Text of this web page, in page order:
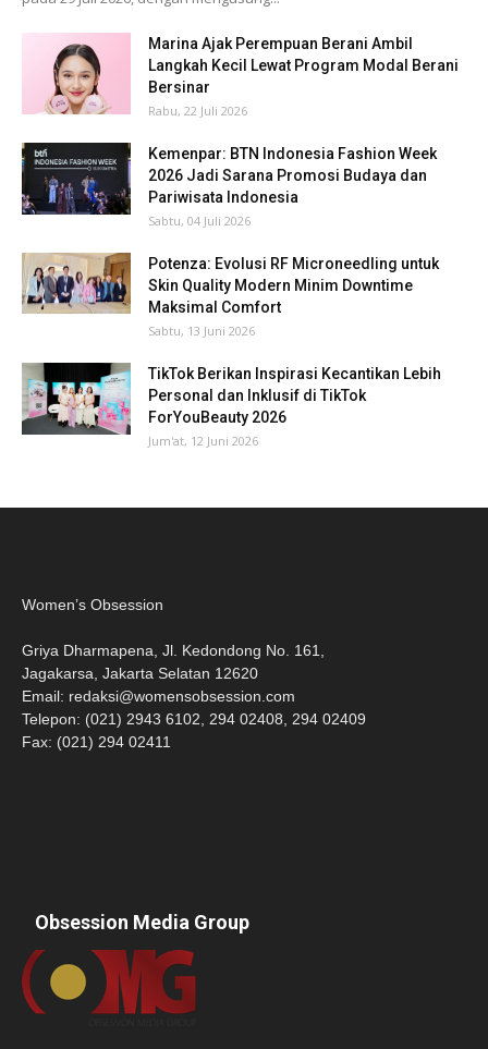
Marina Ajak Perempuan Berani Ambil
Langkah Kecil Lewat Program Modal Berani
Bersinar
Rabu, 22 Juli 2026
Kemenpar: BTN Indonesia Fashion Week
2026 Jadi Sarana Promosi Budaya dan
Pariwisata Indonesia
Sabtu, 04 Juli 2026
Potenza: Evolusi RF Microneedling untuk
Skin Quality Modern Minim Downtime
Maksimal Comfort
Sabtu, 13 Juni 2026
TikTok Berikan Inspirasi Kecantikan Lebih
Personal dan Inklusif di TikTok
ForYouBeauty 2026
Jum'at, 12 Juni 2026
Women’s Obsession
Griya Dharmapena, Jl. Kedondong No. 161,
Jagakarsa, Jakarta Selatan 12620
Email: redaksi@womensobsession.com
Telepon: (021) 2943 6102, 294 02408, 294 02409
Fax: (021) 294 02411
Obsession Media Group